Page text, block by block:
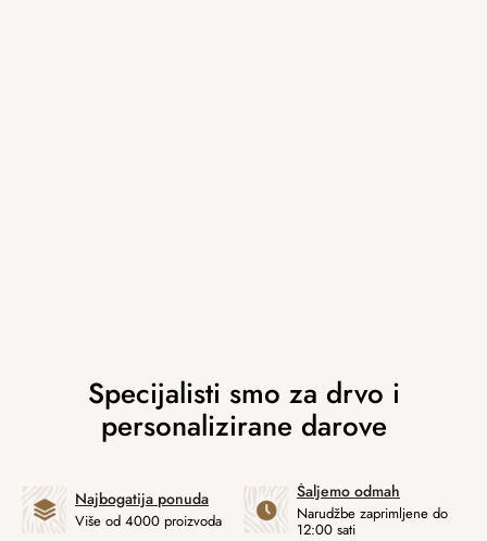
Najbogatija ponuda
Više od 4000 proizvoda
Šaljemo odmah
Narudžbe zaprimljene do
12:00 sati